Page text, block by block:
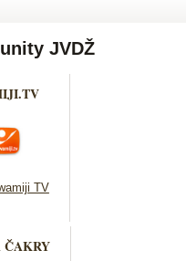
JVDŽ
TV
ČAKRY